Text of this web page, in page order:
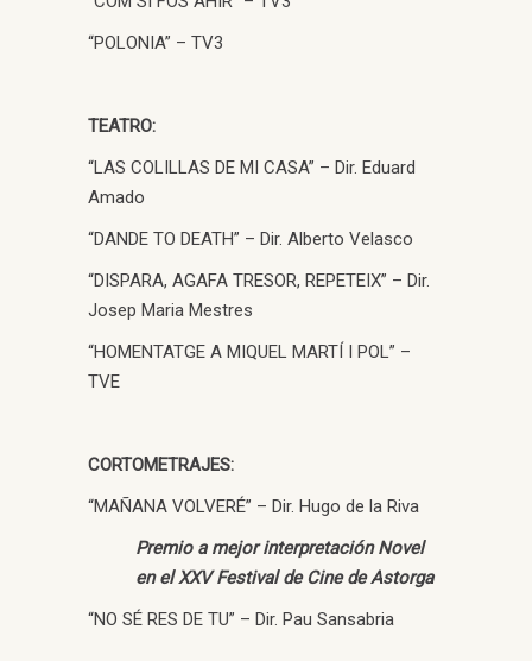
“POLONIA” – TV3
TEATRO:
“LAS COLILLAS DE MI CASA” – Dir. Eduard
Amado
“DANDE TO DEATH” – Dir. Alberto Velasco
“DISPARA, AGAFA TRESOR, REPETEIX” – Dir.
Josep Maria Mestres
“HOMENTATGE A MIQUEL MARTÍ I POL” –
TVE
CORTOMETRAJES:
“MAÑANA VOLVERÉ” – Dir. Hugo de la Riva
Premio a mejor interpretación Novel
en el XXV Festival de Cine de Astorga
“NO SÉ RES DE TU” – Dir. Pau Sansabria